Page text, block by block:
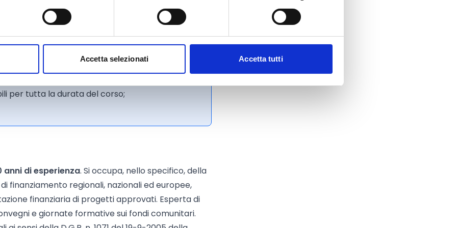
Accetta selezionati Accetta tutti
attesi; analisi della fattibilità;
o come proporsi;
responsabilità fra i partner;
form;
il Project Management
in funzione dei risultati attesi
Structure (WBS) e suddivisione del
delle attività;
per una buona implementazione.
progetto
Europa?
quali è possibile porre quesiti durante le
utili al lavoro di progettista;
per tutta la durata del corso;
anni di esperienza. Si occupa, nello specifico, della
finanziamento regionali, nazionali ed europee,
finanziaria di progetti approvati. Esperta di
e giornate formative sui fondi comunitari.